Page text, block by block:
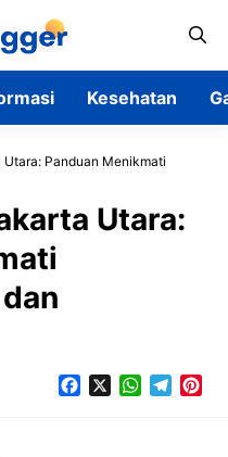
Kesehatan
Panduan Menikmati
Utara:
FacebookWhatsApp